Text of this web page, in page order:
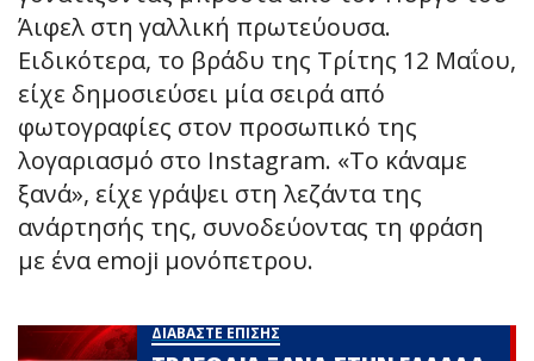
Άιφελ στη γαλλική πρωτεύουσα.
Ειδικότερα, το βράδυ της Τρίτης 12 Μαΐου,
είχε δημοσιεύσει μία σειρά από
φωτογραφίες στον προσωπικό της
λογαριασμό στο Instagram. «Το κάναμε
ξανά», είχε γράψει στη λεζάντα της
ανάρτησής της, συνοδεύοντας τη φράση
με ένα emoji μονόπετρου.
ΔΙΑΒΑΣΤΕ ΕΠΙΣΗΣ